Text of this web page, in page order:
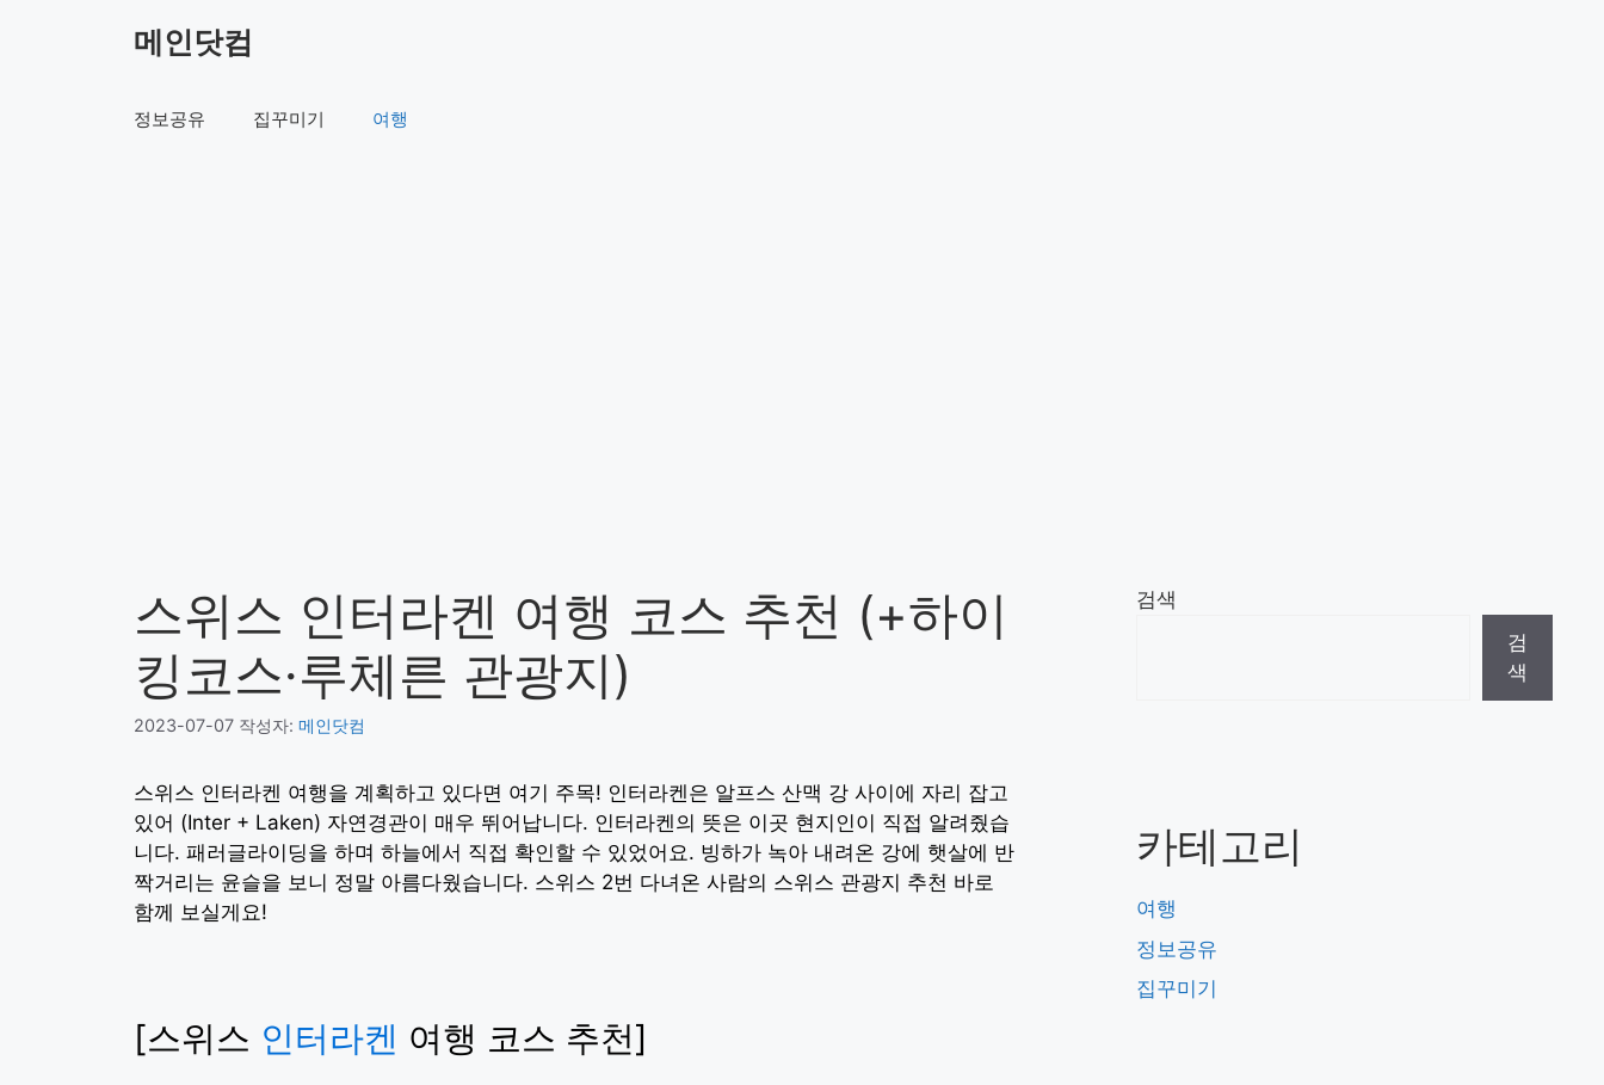
메인닷컴
정보공유 집꾸미기 여행
스위스 인터라켄 여행 코스 추천 (+하이
킹코스·루체른 관광지)
2023-07-07 작성자: 메인닷컴
스위스 인터라켄 여행을 계획하고 있다면 여기 주목! 인터라켄은 알프스 산맥 강 사이에 자리 잡고
있어 (Inter + Laken) 자연경관이 매우 뛰어납니다. 인터라켄의 뜻은 이곳 현지인이 직접 알려줬습
니다. 패러글라이딩을 하며 하늘에서 직접 확인할 수 있었어요. 빙하가 녹아 내려온 강에 햇살에 반
짝거리는 윤슬을 보니 정말 아름다웠습니다. 스위스 2번 다녀온 사람의 스위스 관광지 추천 바로
함께 보실게요!
[스위스 인터라켄 여행 코스 추천]
검색
검
색
카테고리
여행
정보공유
집꾸미기